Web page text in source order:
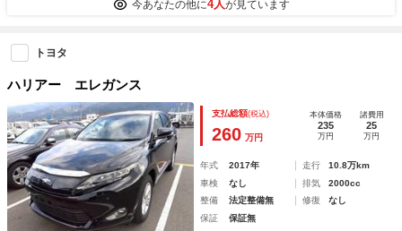
今あなたの他に4人が見ています
トヨタ
ハリアー エレガンス
支払総額(税込)
260 万円
本体価格
235
万円
諸費用
25
万円
年式 2017年 走行
10.8万km
車検
なし 排気
2000cc
整備
法定整備無 修復
なし
保証
保証無